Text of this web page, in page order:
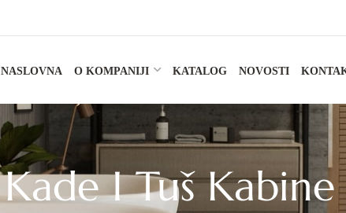
NASLOVNA O KOMPANIJI KATALOG NOVOSTI
Kade I Tuš Kabine